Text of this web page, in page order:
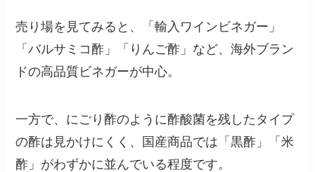
売り場を見てみると、「輸入ワインビネガー」
「バルサミコ酢」「りんご酢」など、海外ブラン
ドの高品質ビネガーが中心。
一方で、にごり酢のように酢酸菌を残したタイプ
の酢は見かけにくく、国産商品では「黒酢」「米
酢」がわずかに並んでいる程度です。